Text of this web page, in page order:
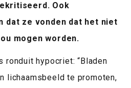
Ook
dat ze vonden dat het niet
mogen worden.
hypocriet: “Bladen
lichaamsbeeld te promoten,